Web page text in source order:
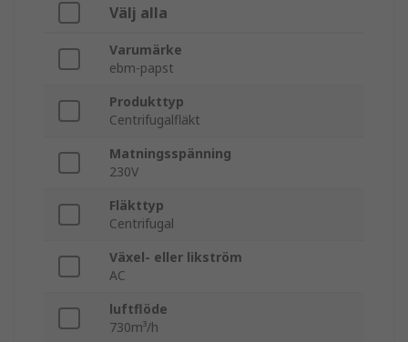
Välj alla
Varumärke
ebm-papst
Produkttyp
Centrifugalfläkt
Matningsspänning
230V
Fläkttyp
Centrifugal
Växel- eller likström
AC
luftflöde
730m³/h